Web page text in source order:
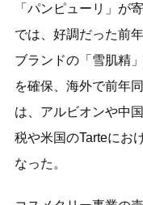
「パンピューリ」が
では、好調だった前
ブランドの「雪肌精
を確保、海外で前年
は、アルビオンや中
税や米国のTarteにお
なった。